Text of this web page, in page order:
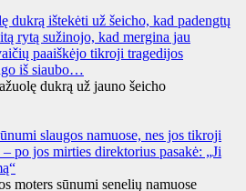
dukrą ištekėti už šeicho, kad padengtų
rytą sužinojo, kad mergina jau
paaiškėjo tikroji tragedijos
iš siaubo…
dukrą už jauno šeicho
slaugos namuose, nes jos tikroji
po jos mirties direktorius pasakė: „Ji
moters sūnumi senelių namuose